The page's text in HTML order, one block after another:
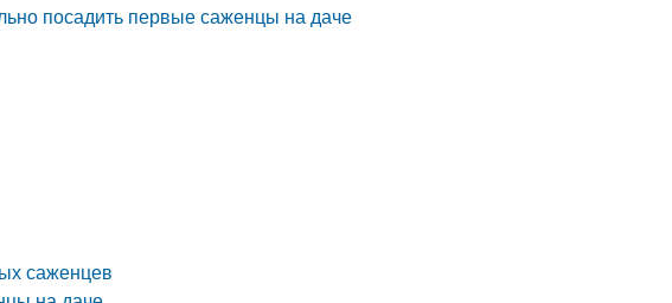
посадить первые саженцы на даче
саженцев